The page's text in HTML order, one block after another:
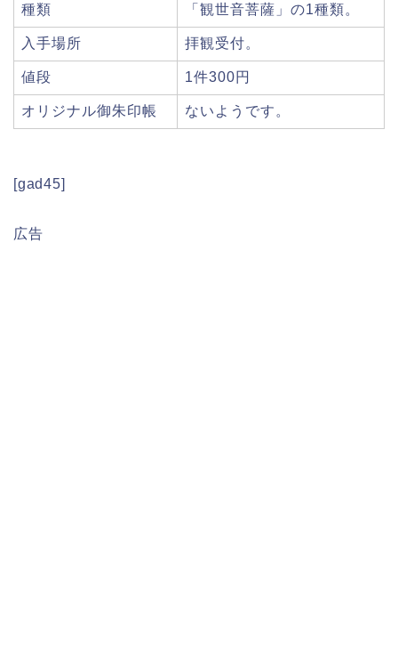
種類 「観世音菩薩」の1種類。
入手場所 拝観受付。
値段 1件300円
オリジナル御朱印帳 ないようです。
[gad45]
広告